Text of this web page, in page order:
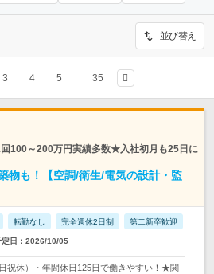
並び替え
3 4 5 35
100～200万円実績多数★入社初月も25日に
物も！【空調/衛生/電気の設計・監
転勤なし 完全週休2日制 第二新卒歓迎
定日：2026/10/05
祝休）・年間休日125日で働きやすい！★関